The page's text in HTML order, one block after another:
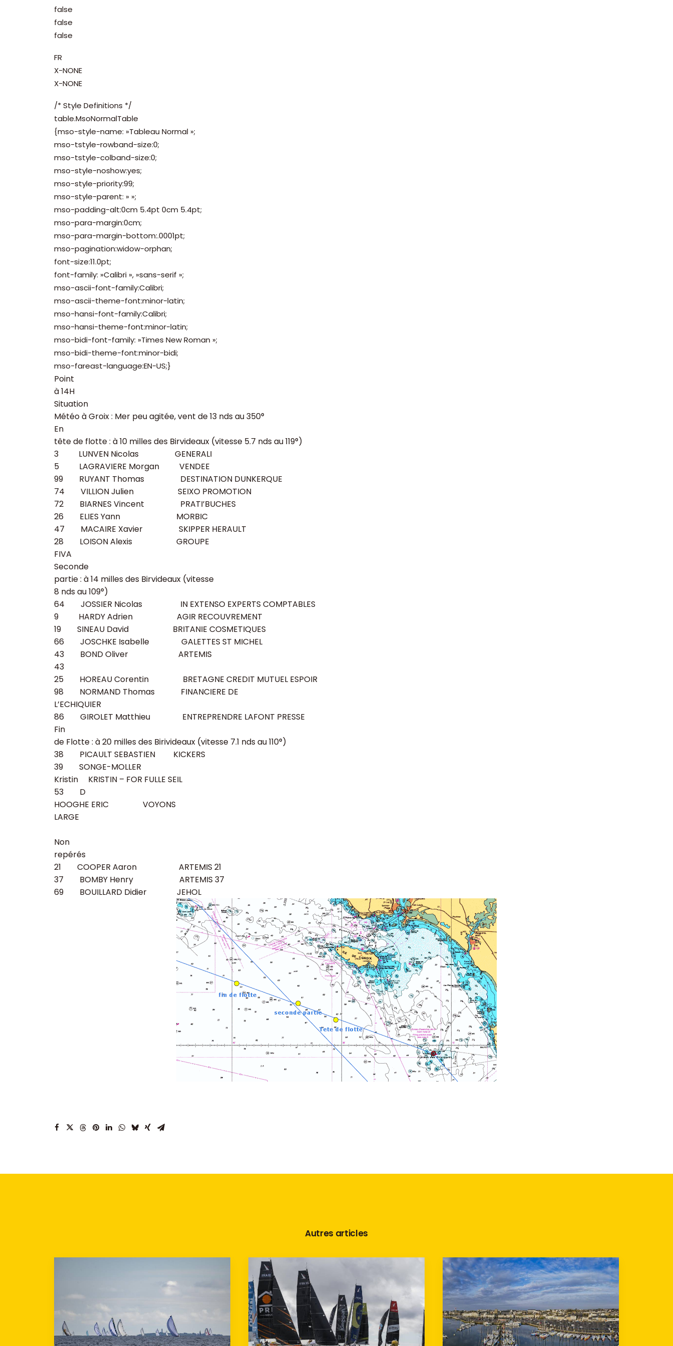
false
false
false
FR
X-NONE
X-NONE
/* Style Definitions */
table.MsoNormalTable
{mso-style-name: »Tableau Normal »;
mso-tstyle-rowband-size:0;
mso-tstyle-colband-size:0;
mso-style-noshow:yes;
mso-style-priority:99;
mso-style-parent: » »;
mso-padding-alt:0cm 5.4pt 0cm 5.4pt;
mso-para-margin:0cm;
mso-para-margin-bottom:.0001pt;
mso-pagination:widow-orphan;
font-size:11.0pt;
font-family: »Calibri », »sans-serif »;
mso-ascii-font-family:Calibri;
mso-ascii-theme-font:minor-latin;
mso-hansi-font-family:Calibri;
mso-hansi-theme-font:minor-latin;
mso-bidi-font-family: »Times New Roman »;
mso-bidi-theme-font:minor-bidi;
mso-fareast-language:EN-US;}
Point
à 14H
Situation
Météo à Groix : Mer peu agitée, vent de 13 nds au 350°
En
tête de flotte : à 10 milles des Birvideaux (vitesse 5.7 nds au 119°)
3
LUNVEN Nicolas
GENERALI
5
LAGRAVIERE Morgan
VENDEE
99
RUYANT Thomas
DESTINATION DUNKERQUE
74
VILLION Julien
SEIXO PROMOTION
72
BIARNES Vincent
PRATI’BUCHES
26
ELIES Yann
MORBIC
47
MACAIRE Xavier
SKIPPER HERAULT
28
LOISON Alexis
GROUPE
FIVA
Seconde
partie : à 14 milles des Birvideaux (vitesse
8 nds au 109°)
64
JOSSIER Nicolas
IN EXTENSO EXPERTS COMPTABLES
9
HARDY Adrien
AGIR RECOUVREMENT
19
SINEAU David
BRITANIE COSMETIQUES
66
JOSCHKE Isabelle
GALETTES ST MICHEL
43
BOND Oliver
ARTEMIS
43
25
HOREAU Corentin
BRETAGNE CREDIT MUTUEL ESPOIR
98
NORMAND Thomas
FINANCIERE DE
L’ECHIQUIER
86
GIROLET Matthieu
ENTREPRENDRE LAFONT PRESSE
Fin
de Flotte : à 20 milles des Birivideaux (vitesse 7.1 nds au 110°)
38
PICAULT SEBASTIEN
KICKERS
39
SONGE-MOLLER
Kristin
KRISTIN – FOR FULLE SEIL
53
D
HOOGHE ERIC
VOYONS
LARGE
Non
repérés
21
COOPER Aaron
ARTEMIS 21
37
BOMBY Henry
ARTEMIS 37
69
BOUILLARD Didier JEHOL
Autres articles